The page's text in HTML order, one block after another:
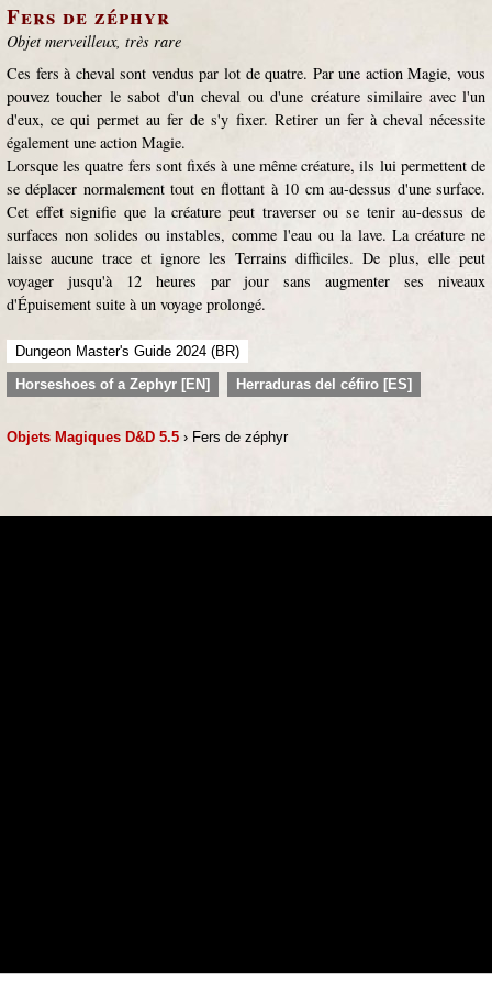
Fers de zéphyr
Objet merveilleux, très rare
Ces fers à cheval sont vendus par lot de quatre. Par une action Magie, vous
pouvez toucher le sabot d'un cheval ou d'une créature similaire avec l'un
d'eux, ce qui permet au fer de s'y fixer. Retirer un fer à cheval nécessite
également une action Magie.
Lorsque les quatre fers sont fixés à une même créature, ils lui permettent de
se déplacer normalement tout en flottant à 10 cm au-dessus d'une surface.
Cet effet signifie que la créature peut traverser ou se tenir au-dessus de
surfaces non solides ou instables, comme l'eau ou la lave. La créature ne
laisse aucune trace et ignore les Terrains difficiles. De plus, elle peut
voyager jusqu'à 12 heures par jour sans augmenter ses niveaux
d'Épuisement suite à un voyage prolongé.
Dungeon Master's Guide 2024 (BR)
Horseshoes of a Zephyr [EN]
Herraduras del céfiro [ES]
Objets Magiques D&D 5.5 › Fers de zéphyr